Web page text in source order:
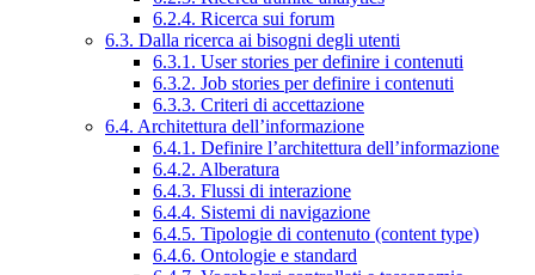
6.2.4. Ricerca sui forum
6.3. Dalla ricerca ai bisogni degli utenti
6.3.1. User stories per definire i contenuti
6.3.2. Job stories per definire i contenuti
6.3.3. Criteri di accettazione
6.4. Architettura dell’informazione
6.4.1. Definire l’architettura dell’informazione
6.4.2. Alberatura
6.4.3. Flussi di interazione
6.4.4. Sistemi di navigazione
6.4.5. Tipologie di contenuto (content type)
6.4.6. Ontologie e standard